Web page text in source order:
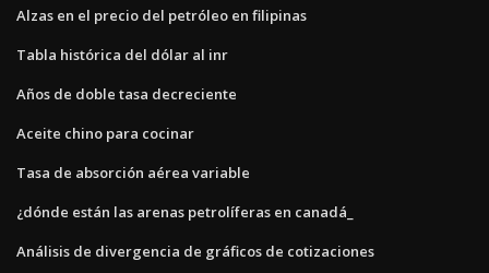
Alzas en el precio del petróleo en filipinas
Tabla histórica del dólar al inr
Años de doble tasa decreciente
Aceite chino para cocinar
Tasa de absorción aérea variable
¿dónde están las arenas petrolíferas en canadá_
Análisis de divergencia de gráficos de cotizaciones